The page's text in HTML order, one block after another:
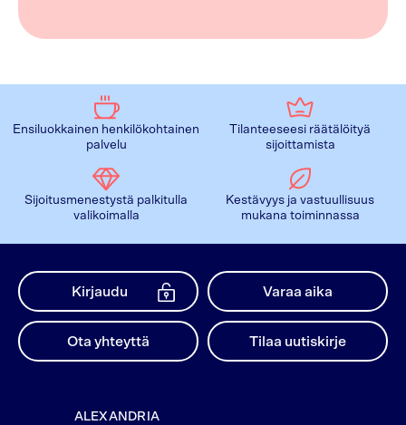
Ensiluokkainen henkilökohtainen
palvelu
Tilanteeseesi räätälöityä
sijoittamista
Sijoitusmenestystä palkitulla
valikoimalla
Kestävyys ja vastuullisuus
mukana toiminnassa
Kirjaudu Varaa aika
Ota yhteyttä Tilaa uutiskirje
ALEXANDRIA